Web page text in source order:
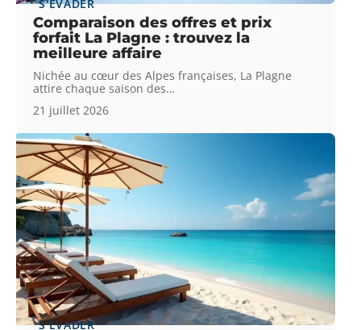
S'ÉVADER
Comparaison des offres et prix
forfait La Plagne : trouvez la
meilleure affaire
Nichée au cœur des Alpes françaises, La Plagne
attire chaque saison des…
21 juillet 2026
S'ÉVADER